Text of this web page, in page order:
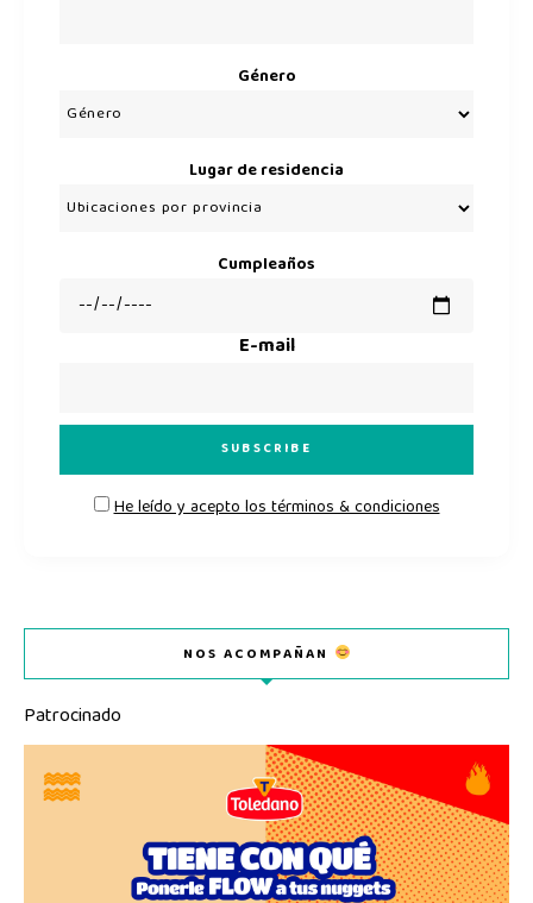
Género
Lugar de residencia
Cumpleaños
E-mail
He leído y acepto los términos & condiciones
NOS ACOMPAÑAN
Patrocinado